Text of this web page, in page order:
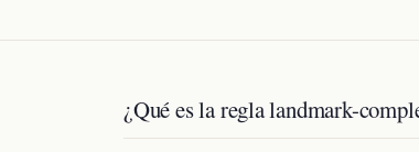
¿Qué es la regla landmark-